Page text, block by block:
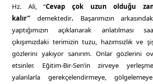
Hz. Ali, “Cevap çok uzun olduğu
kalır” demektedir. Başarımızın
yaptığımızın açıklanarak anlatılması
çıkışımızdaki terimizin tuzu, hazımsızlık ve
gözlerini yakıyor sanırım. Onlar gözlerini
etsinler. Eğitim-Bir-Sen’in zirveye
yalanlarla gerekçelendirmeye,